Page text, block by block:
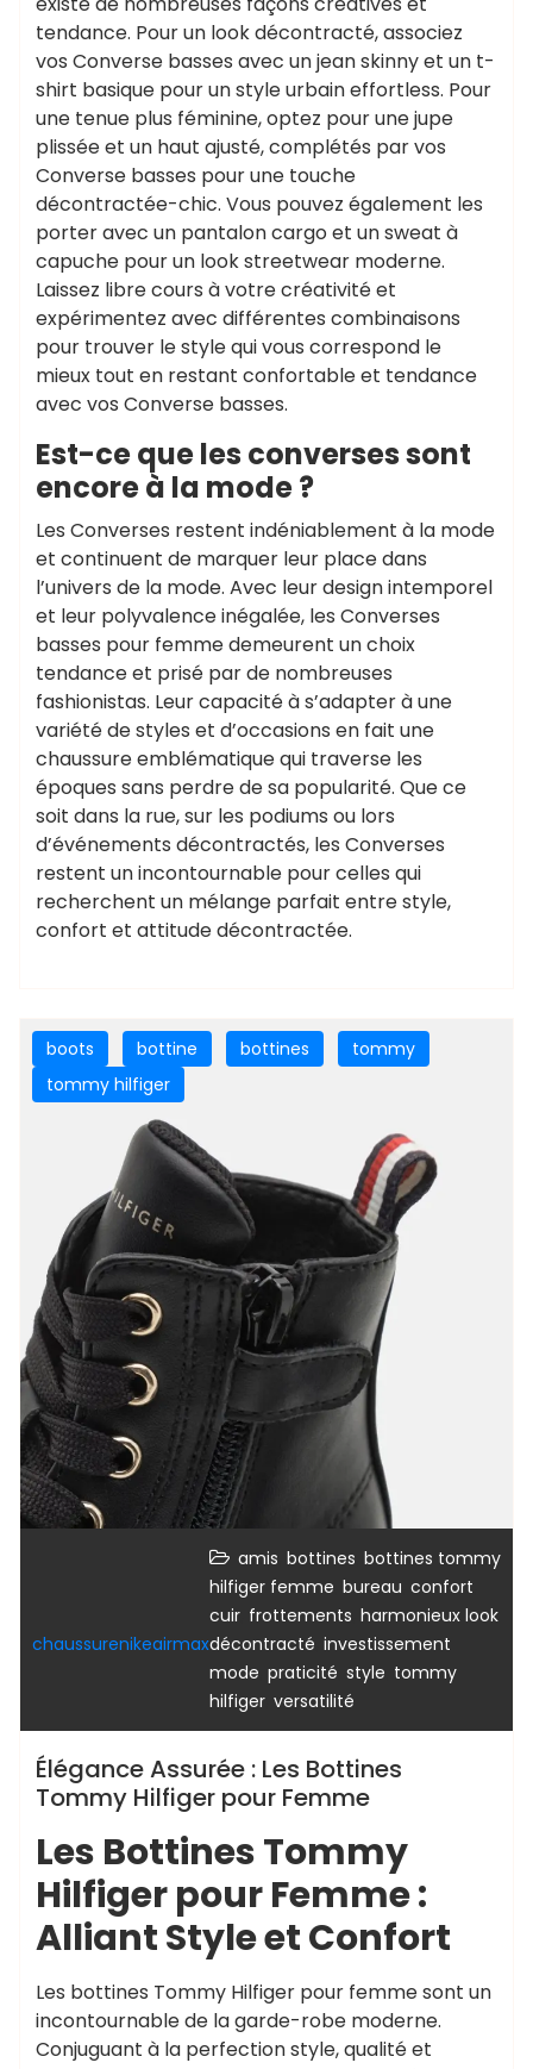
tendance. Pour un look décontracté, associez
vos Converse basses avec un jean skinny et un t-
shirt basique pour un style urbain effortless. Pour
une tenue plus féminine, optez pour une jupe
plissée et un haut ajusté, complétés par vos
Converse basses pour une touche
décontractée-chic. Vous pouvez également les
porter avec un pantalon cargo et un sweat à
capuche pour un look streetwear moderne.
Laissez libre cours à votre créativité et
expérimentez avec différentes combinaisons
pour trouver le style qui vous correspond le
mieux tout en restant confortable et tendance
avec vos Converse basses.
Est-ce que les converses sont
encore à la mode ?
Les Converses restent indéniablement à la mode
et continuent de marquer leur place dans
l’univers de la mode. Avec leur design intemporel
et leur polyvalence inégalée, les Converses
basses pour femme demeurent un choix
tendance et prisé par de nombreuses
fashionistas. Leur capacité à s’adapter à une
variété de styles et d’occasions en fait une
chaussure emblématique qui traverse les
époques sans perdre de sa popularité. Que ce
soit dans la rue, sur les podiums ou lors
d’événements décontractés, les Converses
restent un incontournable pour celles qui
recherchent un mélange parfait entre style,
confort et attitude décontractée.
boots bottine bottines
tommy
tommy hilfiger
chaussurenikeairmax
amis bottines bottines tommy
hilfiger femme bureau confort
cuir frottements harmonieux look
décontracté investissement
mode praticité style tommy
hilfiger versatilité
Élégance Assurée : Les Bottines
Tommy Hilfiger pour Femme
Les Bottines Tommy
Hilfiger pour Femme :
Alliant Style et Confort
Les bottines Tommy Hilfiger pour femme sont un
incontournable de la garde-robe moderne.
Conjuguant à la perfection style, qualité et